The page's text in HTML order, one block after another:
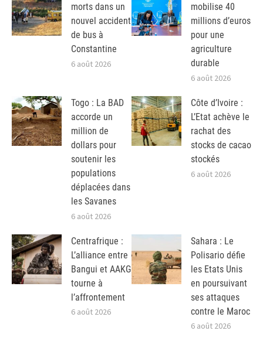
morts dans un
nouvel accident
de bus à
Constantine
6 août 2026
mobilise 40
millions d’euros
pour une
agriculture
durable
6 août 2026
Togo : La BAD
accorde un
million de
dollars pour
soutenir les
populations
déplacées dans
les Savanes
6 août 2026
Côte d’Ivoire :
L’Etat achève le
rachat des
stocks de cacao
stockés
6 août 2026
Centrafrique :
L’alliance entre
Bangui et AAKG
tourne à
l’affrontement
6 août 2026
Sahara : Le
Polisario défie
les Etats Unis
en poursuivant
ses attaques
contre le Maroc
6 août 2026